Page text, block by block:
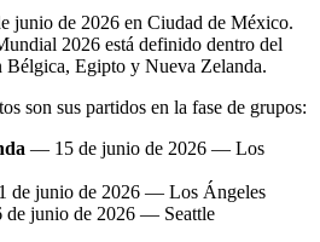
junio de 2026 en Ciudad de México.
2026 está definido dentro del
Bélgica, Egipto y Nueva Zelanda.
son sus partidos en la fase de grupos:
— 15 de junio de 2026 — Los
de junio de 2026 — Los Ángeles
junio de 2026 — Seattle